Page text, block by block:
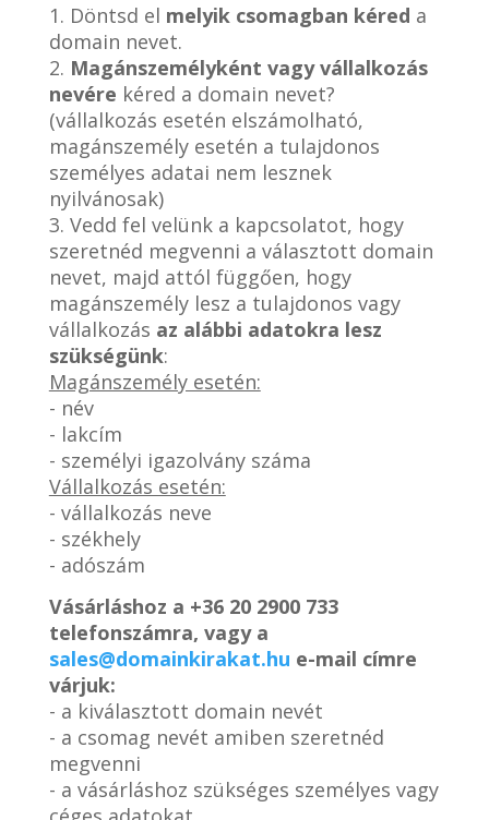
1. Döntsd el melyik csomagban kéred a
domain nevet.
2. Magánszemélyként vagy vállalkozás
nevére kéred a domain nevet?
(vállalkozás esetén elszámolható,
magánszemély esetén a tulajdonos
személyes adatai nem lesznek
nyilvánosak)
3. Vedd fel velünk a kapcsolatot, hogy
szeretnéd megvenni a választott domain
nevet, majd attól függően, hogy
magánszemély lesz a tulajdonos vagy
vállalkozás az alábbi adatokra lesz
szükségünk:
Magánszemély esetén:
- név
- lakcím
- személyi igazolvány száma
Vállalkozás esetén:
- vállalkozás neve
- székhely
- adószám
Vásárláshoz a +36 20 2900 733
telefonszámra, vagy a
sales@domainkirakat.hu e-mail címre
várjuk:
- a kiválasztott domain nevét
- a csomag nevét amiben szeretnéd
megvenni
- a vásárláshoz szükséges személyes vagy